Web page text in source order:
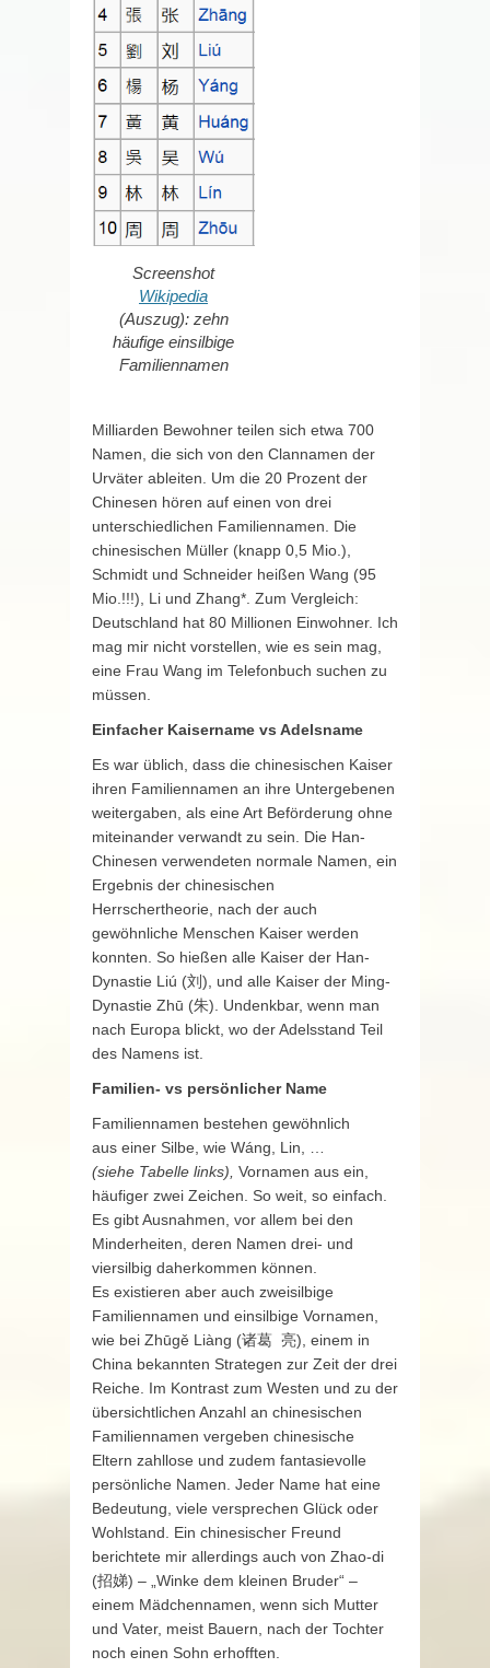
Screenshot
Wikipedia
(Auszug): zehn
häufige einsilbige
Familiennamen
Milliarden Bewohner teilen sich etwa 700
Namen, die sich von den Clannamen der
Urväter ableiten. Um die 20 Prozent der
Chinesen hören auf einen von drei
unterschiedlichen Familiennamen. Die
chinesischen Müller (knapp 0,5 Mio.),
Schmidt und Schneider heißen Wang (95
Mio.!!!), Li und Zhang*. Zum Vergleich:
Deutschland hat 80 Millionen Einwohner. Ich
mag mir nicht vorstellen, wie es sein mag,
eine Frau Wang im Telefonbuch suchen zu
müssen.
Einfacher Kaisername vs Adelsname
Es war üblich, dass die chinesischen Kaiser
ihren Familiennamen an ihre Untergebenen
weitergaben, als eine Art Beförderung ohne
miteinander verwandt zu sein. Die Han-
Chinesen verwendeten normale Namen, ein
Ergebnis der chinesischen
Herrschertheorie, nach der auch
gewöhnliche Menschen Kaiser werden
konnten. So hießen alle Kaiser der Han-
Dynastie Liú (刘), und alle Kaiser der Ming-
Dynastie Zhū (朱). Undenkbar, wenn man
nach Europa blickt, wo der Adelsstand Teil
des Namens ist.
Familien- vs persönlicher Name
Familiennamen bestehen gewöhnlich
aus einer Silbe, wie Wáng, Lin, …
(siehe Tabelle links), Vornamen aus ein,
häufiger zwei Zeichen. So weit, so einfach.
Es gibt Ausnahmen, vor allem bei den
Minderheiten, deren Namen drei- und
viersilbig daherkommen können.
Es existieren aber auch zweisilbige
Familiennamen und einsilbige Vornamen,
wie bei Zhūgě Liàng (诸葛 亮), einem in
China bekannten Strategen zur Zeit der drei
Reiche. Im Kontrast zum Westen und zu der
übersichtlichen Anzahl an chinesischen
Familiennamen vergeben chinesische
Eltern zahllose und zudem fantasievolle
persönliche Namen. Jeder Name hat eine
Bedeutung, viele versprechen Glück oder
Wohlstand. Ein chinesischer Freund
berichtete mir allerdings auch von Zhao-di
(招娣) – „Winke dem kleinen Bruder“ –
einem Mädchennamen, wenn sich Mutter
und Vater, meist Bauern, nach der Tochter
noch einen Sohn erhofften.